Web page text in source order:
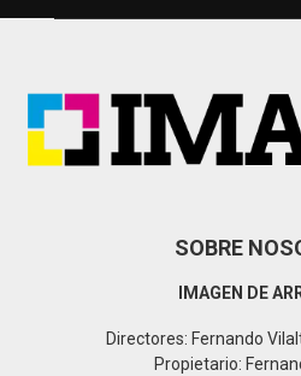
SOBRE
IMAGEN DE
Directores: Fernando
Propietario: